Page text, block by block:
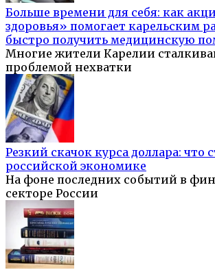
Больше времени для себя: как
здоровья» помогает карельским
быстро получить медицинскую
Многие жители Карелии
проблемой нехватки
Резкий скачок курса доллара: что
российской экономике
На фоне последних событий в
секторе России